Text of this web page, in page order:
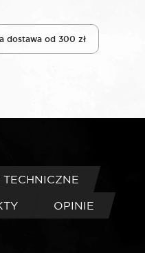
dostawa od 300 zł
OPINIE